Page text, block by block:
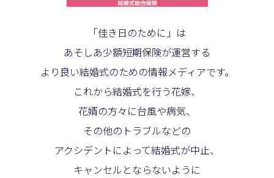
「佳き日のために」は
あそしあ少額短期保険が運営する
より良い結婚式のための情報メディアです。
これから結婚式を行う花嫁、
花婿の方々に台風や病気、
その他のトラブルなどの
アクシデントによって結婚式が中止、
キャンセルとならないように